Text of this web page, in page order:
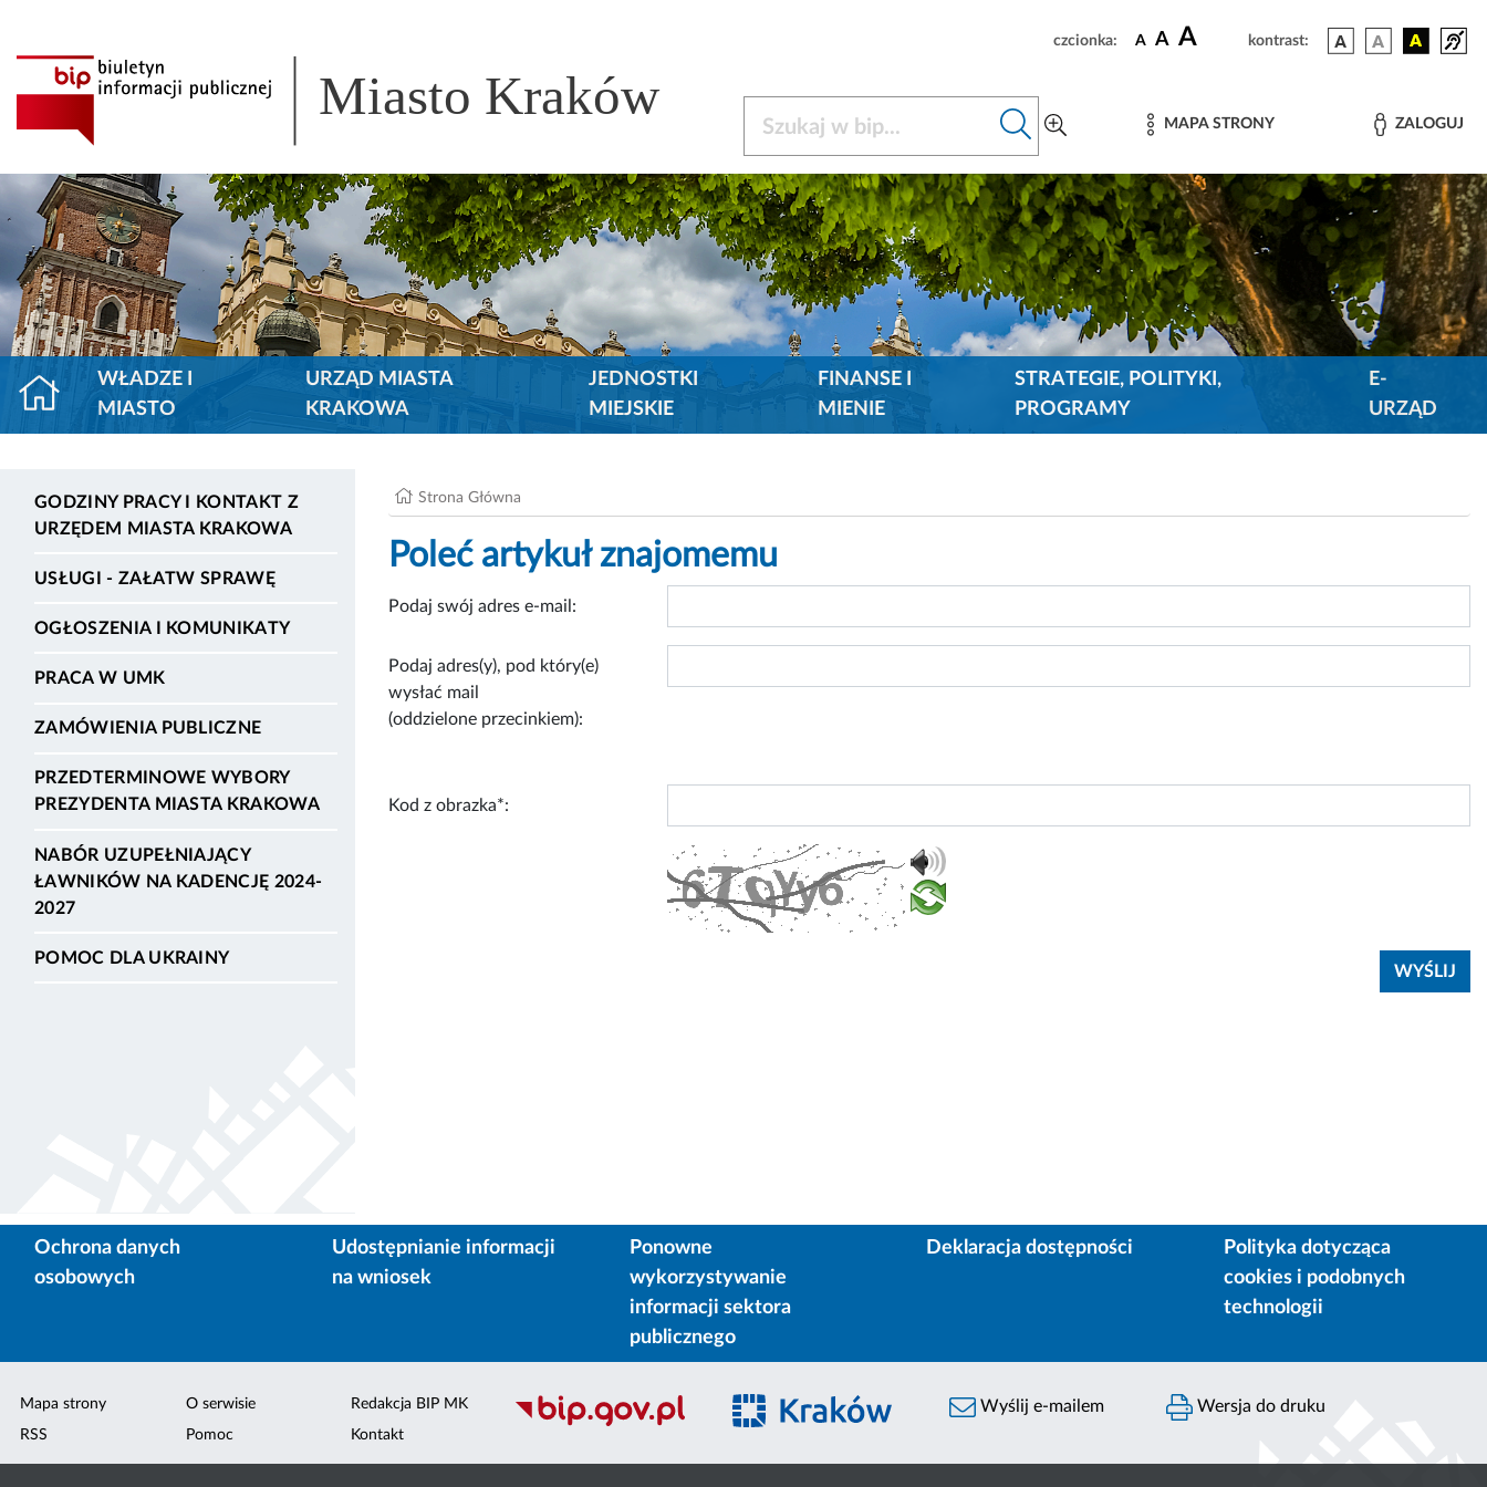
czcionka: A A A kontrast:
Miasto Kraków MAPA STRONY ZALOGUJ
WŁADZE I
MIASTO
URZĄD MIASTA
KRAKOWA
JEDNOSTKI
MIEJSKIE
FINANSE I
MIENIE
STRATEGIE, POLITYKI,
PROGRAMY
E-
URZĄD
GODZINY PRACY I KONTAKT Z
URZĘDEM MIASTA KRAKOWA
USŁUGI - ZAŁATW SPRAWĘ
OGŁOSZENIA I KOMUNIKATY
PRACA W UMK
ZAMÓWIENIA PUBLICZNE
PRZEDTERMINOWE WYBORY
PREZYDENTA MIASTA KRAKOWA
NABÓR UZUPEŁNIAJĄCY
ŁAWNIKÓW NA KADENCJĘ 2024-
2027
POMOC DLA UKRAINY
Strona Główna
Poleć artykuł znajomemu
Podaj swój adres e-mail:
Podaj adres(y), pod który(e)
wysłać mail
(oddzielone przecinkiem):
Kod z obrazka*:
Ochrona danych
osobowych
Udostępnianie informacji
na wniosek
Ponowne
wykorzystywanie
informacji sektora
publicznego
Deklaracja dostępności
Polityka dotycząca
cookies i podobnych
technologii
Mapa strony
RSS
O serwisie
Pomoc
Redakcja BIP MK
Kontakt
Wyślij e-mailem Wersja do druku